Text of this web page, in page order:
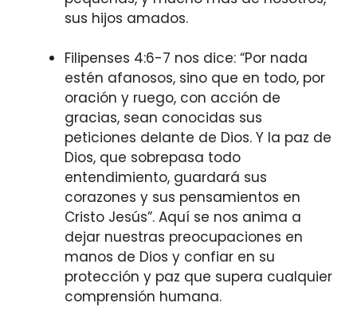
sus hijos amados.
Filipenses 4:6-7 nos dice: “Por nada
estén afanosos, sino que en todo, por
oración y ruego, con acción de
gracias, sean conocidas sus
peticiones delante de Dios. Y la paz de
Dios, que sobrepasa todo
entendimiento, guardará sus
corazones y sus pensamientos en
Cristo Jesús”. Aquí se nos anima a
dejar nuestras preocupaciones en
manos de Dios y confiar en su
protección y paz que supera cualquier
comprensión humana.